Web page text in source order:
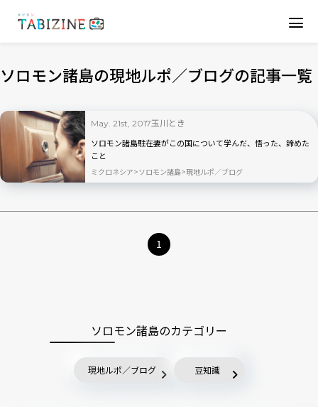
ソロモン諸島の現地ルポ／ブログの記事一覧
May. 21st, 2017玉川とき
ソロモン諸島駐在妻がこの国について学んだ、悟った、諦めた
こと
ミクロネシア ソロモン諸島 現地ルポ／ブログ
1
ソロモン諸島のカテゴリー
現地ルポ／ブログ 豆知識